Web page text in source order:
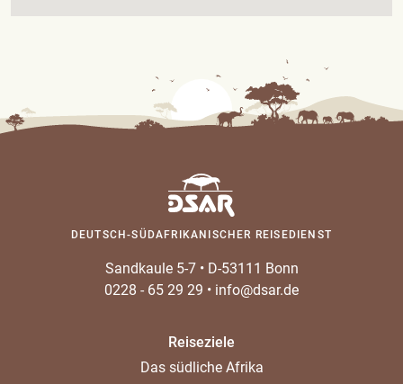
DEUTSCH-SÜDAFRIKANISCHER REISEDIENST
Sandkaule 5-7• D-53111 Bonn
0228 - 65 29 29 • info@dsar.de
Reiseziele
Das südliche Afrika